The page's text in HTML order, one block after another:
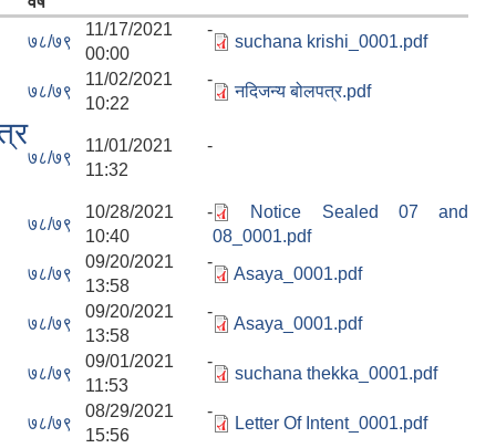
७८/७९
11/17/2021 -
00:00
suchana krishi_0001.pdf
७८/७९
11/02/2021 -
10:22
नदिजन्य बोलपत्र.pdf
७८/७९
11/01/2021 -
11:32
७८/७९
10/28/2021 -
10:40
Notice Sealed 07 and
08_0001.pdf
७८/७९
09/20/2021 -
13:58
Asaya_0001.pdf
७८/७९
09/20/2021 -
13:58
Asaya_0001.pdf
७८/७९
09/01/2021 -
11:53
suchana thekka_0001.pdf
७८/७९
08/29/2021 -
15:56
Letter Of Intent_0001.pdf